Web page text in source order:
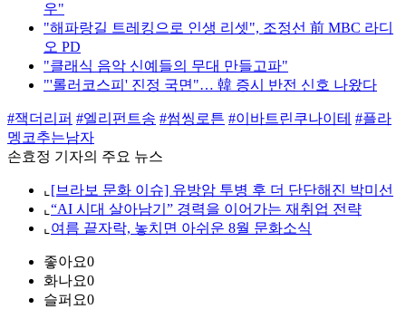
우"
"해파랑길 트레킹으로 인생 리셋", 조정선 前 MBC 라디
오 PD
"클래식 음악 신예들의 무대 만들고파"
"'롤러코스피' 진정 국면"… 韓 증시 반전 신호 나왔다
#잭더리퍼 #엘리펀트송 #썸씽로튼 #이바트린쿠나이테 #플라
멩코추는남자
손효정 기자의 주요 뉴스
⌞ [브라보 문화 이슈] 유방암 투병 후 더 단단해진 박미선
⌞ “AI 시대 살아남기” 경력을 이어가는 재취업 전략
⌞ 여름 끝자락, 놓치면 아쉬운 8월 문화소식
좋아요0
화나요0
슬퍼요0